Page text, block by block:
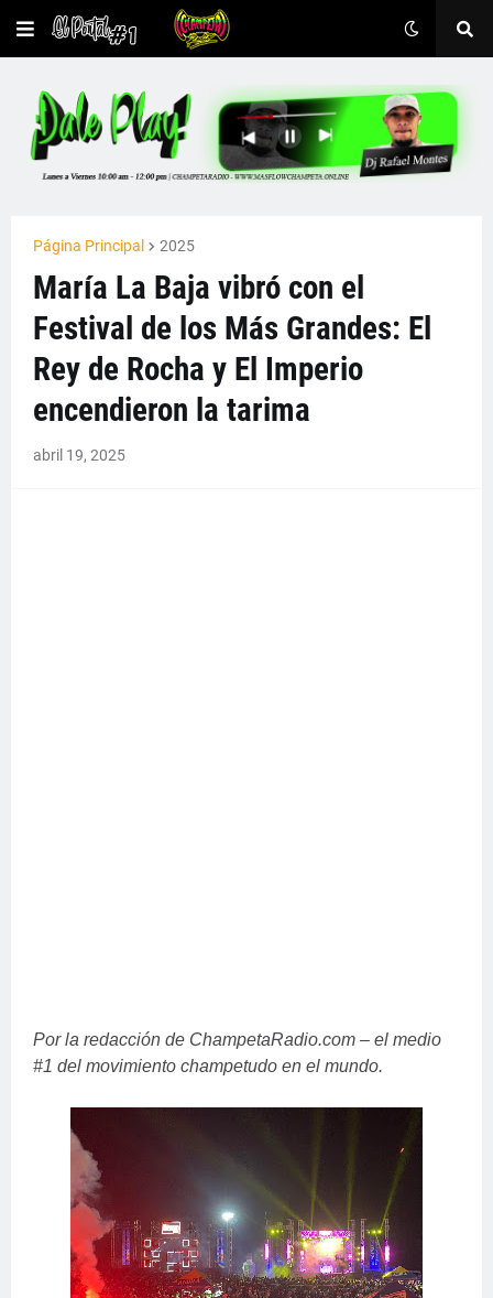
Página Principal 2025
María La Baja vibró con el
Festival de los Más Grandes: El
Rey de Rocha y El Imperio
encendieron la tarima
abril 19, 2025
Por la redacción de ChampetaRadio.com – el medio
#1 del movimiento champetudo en el mundo.